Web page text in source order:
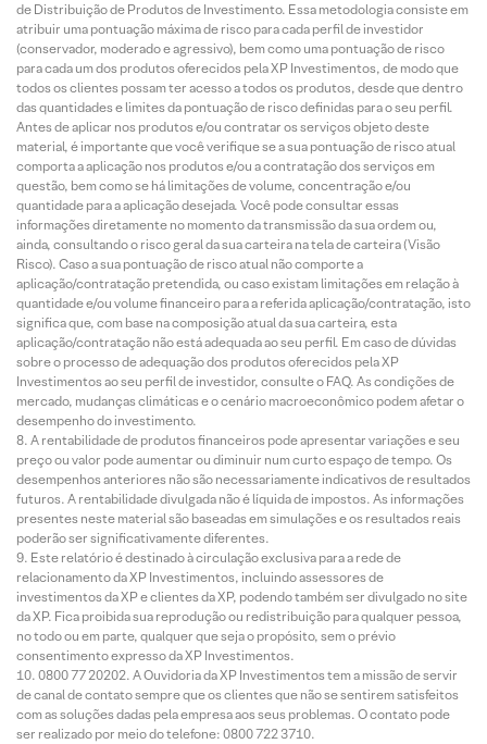
de Distribuição de Produtos de Investimento. Essa metodologia consiste em
atribuir uma pontuação máxima de risco para cada perfil de investidor
(conservador, moderado e agressivo), bem como uma pontuação de risco
para cada um dos produtos oferecidos pela XP Investimentos, de modo que
todos os clientes possam ter acesso a todos os produtos, desde que dentro
das quantidades e limites da pontuação de risco definidas para o seu perfil.
Antes de aplicar nos produtos e/ou contratar os serviços objeto deste
material, é importante que você verifique se a sua pontuação de risco atual
comporta a aplicação nos produtos e/ou a contratação dos serviços em
questão, bem como se há limitações de volume, concentração e/ou
quantidade para a aplicação desejada. Você pode consultar essas
informações diretamente no momento da transmissão da sua ordem ou,
ainda, consultando o risco geral da sua carteira na tela de carteira (Visão
Risco). Caso a sua pontuação de risco atual não comporte a
aplicação/contratação pretendida, ou caso existam limitações em relação à
quantidade e/ou volume financeiro para a referida aplicação/contratação, isto
significa que, com base na composição atual da sua carteira, esta
aplicação/contratação não está adequada ao seu perfil. Em caso de dúvidas
sobre o processo de adequação dos produtos oferecidos pela XP
Investimentos ao seu perfil de investidor, consulte o FAQ. As condições de
mercado, mudanças climáticas e o cenário macroeconômico podem afetar o
desempenho do investimento.
A rentabilidade de produtos financeiros pode apresentar variações e seu
preço ou valor pode aumentar ou diminuir num curto espaço de tempo. Os
desempenhos anteriores não são necessariamente indicativos de resultados
futuros. A rentabilidade divulgada não é líquida de impostos. As informações
presentes neste material são baseadas em simulações e os resultados reais
poderão ser significativamente diferentes.
Este relatório é destinado à circulação exclusiva para a rede de
relacionamento da XP Investimentos, incluindo assessores de
investimentos da XP e clientes da XP, podendo também ser divulgado no site
da XP. Fica proibida sua reprodução ou redistribuição para qualquer pessoa,
no todo ou em parte, qualquer que seja o propósito, sem o prévio
consentimento expresso da XP Investimentos.
0800 77 20202. A Ouvidoria da XP Investimentos tem a missão de servir
de canal de contato sempre que os clientes que não se sentirem satisfeitos
com as soluções dadas pela empresa aos seus problemas. O contato pode
ser realizado por meio do telefone: 0800 722 3710.